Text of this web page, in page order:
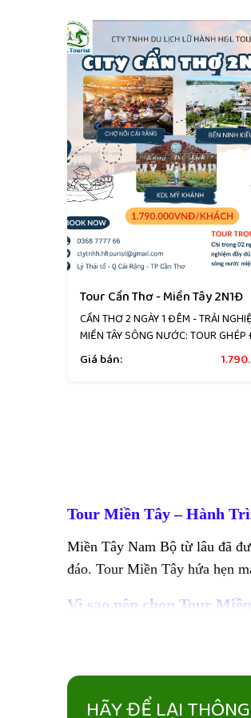
Tour Cần Thơ - Miền Tây 2N1Đ
CẦN THƠ 2 NGÀY 1 ĐÊM - TRẢI
MIỀN TÂY SÔNG NƯỚC: TOUR
Giá bán:
Tour Miền Tây – Hành
Miền Tây Nam Bộ từ lâu đã
đáo. Tour Miền Tây hứa hẹn
Vì sao nên chọn Tour
Khám phá chợ nổi Cái
Tham quan miệt vườn
HÃY ĐỂ LẠI